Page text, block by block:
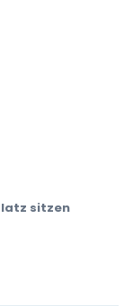
sitzen